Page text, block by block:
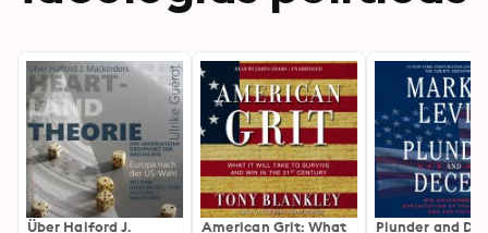
Über Halford J.
American Grit: What
Plunder and